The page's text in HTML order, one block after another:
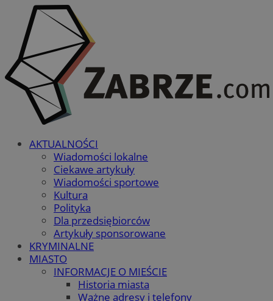
AKTUALNOŚCI
Wiadomości lokalne
Ciekawe artykuły
Wiadomości sportowe
Kultura
Polityka
Dla przedsiębiorców
Artykuły sponsorowane
KRYMINALNE
MIASTO
INFORMACJE O MIEŚCIE
Historia miasta
Ważne adresy i telefony